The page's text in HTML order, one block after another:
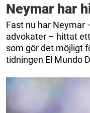
Neymar har
Fast nu har Neymar
advokater – hittat
som gör det möjligt
tidningen El Mundo